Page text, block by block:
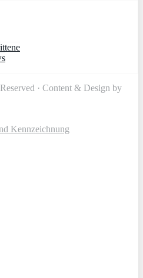
· Content & Design by
Kennzeichnung